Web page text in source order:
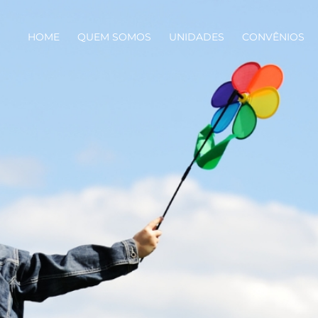
HOME QUEM SOMOS UNIDADES CONVÊNIOS